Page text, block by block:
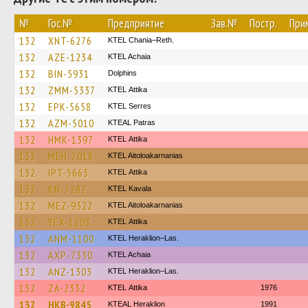
№ Гос.№ Предприятие Зав.№ Постр.
132 XNT-6276 KTEL Chania–Reth.
132 AZE-1234 KTEL Achaia
132 BIN-5931 Dolphins
132 ZMM-5337 KΤΕL Αttika
132 EPK-5658 KTEL Serres
132 AZM-5010 KTEAL Patras
132 HMK-1397 KΤΕL Αttika
132 MEH-7018 KTEL Aitoloakarnanias
132 IPT-5663 KΤΕL Αttika
132 KN-7282 KTEL Kavala
132 MEZ-9322 KTEL Aitoloakarnanias
132 YEX-1203 KΤΕL Αttika
132 ANM-1100 KTEL Heraklion–Las.
132 AXP-7330 KTEL Achaia
132 ANZ-1303 KTEL Heraklion–Las.
132 ZA-2332 KΤΕL Αttika 1976
132 HKB-9845 KTEAL Heraklion 1991